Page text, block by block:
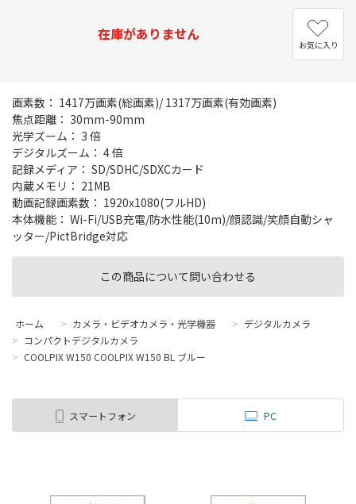
この商品について問い合わせる
在庫がありません
お気に入り
画素数： 1417万画素(総画素)/ 1317万画素(有効画素)
焦点距離： 30mm-90mm
光学ズーム： 3 倍
デジタルズーム： 4 倍
記録メディア： SD/SDHC/SDXCカード
内蔵メモリ： 21MB
動画記録画素数： 1920x1080(フルHD)
本体機能： Wi-Fi/USB充電/防水性能(10m)/顔認識/笑顔自動シャ
ッター/PictBridge対応
ホーム > カメラ・ビデオカメラ・光学機器 > デジタルカメラ
> コンパクトデジタルカメラ
> COOLPIX W150 COOLPIX W150 BL ブルー
スマートフォン PC